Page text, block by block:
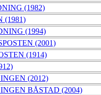
(1982)
(1981)
(1994)
(2001)
(1914)
(2012)
BÅSTAD (2004)